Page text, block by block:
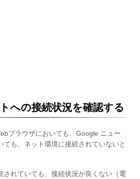
への接続状況を確認する
ブラウザにおいても、Google ニュー
ても、ネット環境に接続されていないと
されていても、接続状況が良くない（電